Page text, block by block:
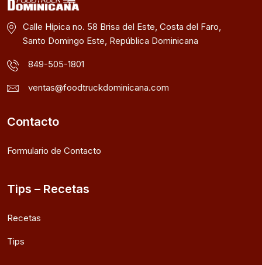
Calle Hípica no. 58 Brisa del Este, Costa del Faro,
Santo Domingo Este, República Dominicana
849-505-1801
ventas@foodtruckdominicana.com
Contacto
Formulario de Contacto
Tips – Recetas
Recetas
Tips